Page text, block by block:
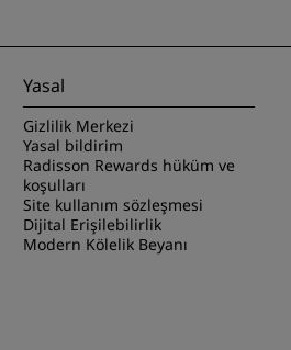
Yasal
Gizlilik Merkezi
Yasal bildirim
Radisson Rewards hüküm ve
koşulları
Site kullanım sözleşmesi
Dijital Erişilebilirlik
Modern Kölelik Beyanı